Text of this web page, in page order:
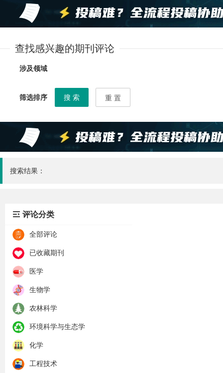
查找感兴趣的期刊评论
涉及领域
筛选排序 搜 索 重 置
搜索结果：
评论分类
全部评论
已收藏期刊
医学
生物学
农林科学
环境科学与生态学
化学
工程技术